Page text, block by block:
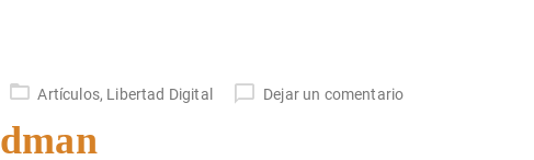
Artículos, Libertad Digital Dejar un comentario